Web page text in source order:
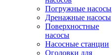
Погружные насосы
Дренажные насосы
Поверхностные
насосы
Насосные станции
Оголовки для